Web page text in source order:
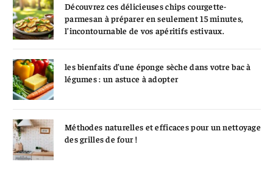
Découvrez ces délicieuses chips courgette-
parmesan à préparer en seulement 15 minutes,
l’incontournable de vos apéritifs estivaux.
les bienfaits d’une éponge sèche dans votre bac à
légumes : un astuce à adopter
Méthodes naturelles et efficaces pour un nettoyage
des grilles de four !